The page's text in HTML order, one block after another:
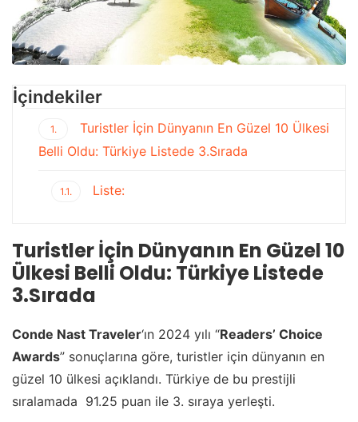
İçindekiler
1.
Turistler İçin Dünyanın En Güzel 10 Ülkesi
Belli Oldu: Türkiye Listede 3.Sırada
1.1. Liste:
Turistler İçin Dünyanın En Güzel 10
Ülkesi Belli Oldu: Türkiye Listede
3.Sırada
Conde Nast Traveler‘ın 2024 yılı “Readers’ Choice
Awards” sonuçlarına göre, turistler için dünyanın en
güzel 10 ülkesi açıklandı. Türkiye de bu prestijli
sıralamada 91.25 puan ile 3. sıraya yerleşti.